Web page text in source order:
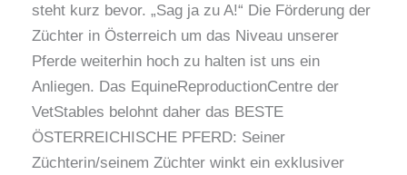
steht kurz bevor. „Sag ja zu A!“ Die Förderung der
Züchter in Österreich um das Niveau unserer
Pferde weiterhin hoch zu halten ist uns ein
Anliegen. Das EquineReproductionCentre der
VetStables belohnt daher das BESTE
ÖSTERREICHISCHE PFERD: Seiner
Züchterin/seinem Züchter winkt ein exklusiver